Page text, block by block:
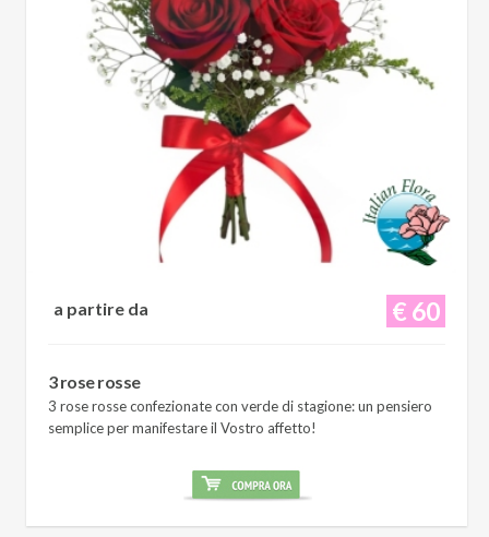
€ 60
a partire da
3 rose rosse
3 rose rosse confezionate con verde di stagione: un pensiero
semplice per manifestare il Vostro affetto!